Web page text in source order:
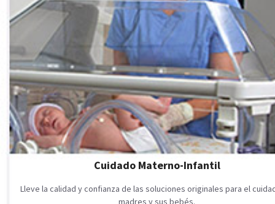
Cuidado Materno-Infantil
Lleve la calidad y confianza de las soluciones originales para el
madres y sus bebés.